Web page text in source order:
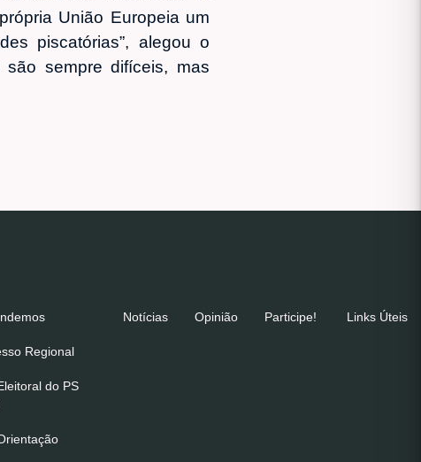
União Europeia um
piscatórias”, alegou o
são sempre difíceis, mas
Regional
do PS
Notícias Opinião Participe! Links Úteis